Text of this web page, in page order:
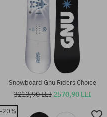
Snowboard Gnu Riders Choice
3213,90 LEI 2570,90 LEI
-20%